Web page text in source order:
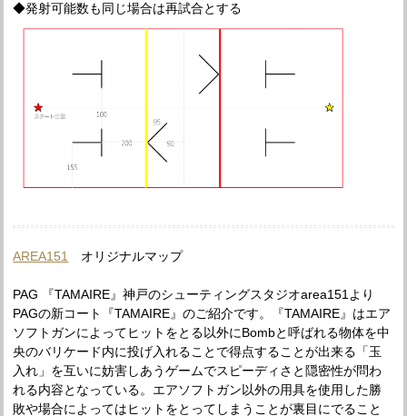
◆発射可能数も同じ場合は再試合とする
AREA151 オリジナルマップ
PAG 『TAMAIRE』神戸のシューティングスタジオarea151より
PAGの新コート『TAMAIRE』のご紹介です。『TAMAIRE』はエア
ソフトガンによってヒットをとる以外にBombと呼ばれる物体を中
央のバリケード内に投げ入れることで得点することが出来る「玉
入れ」を互いに妨害しあうゲームでスピーディさと隠密性が問わ
れる内容となっている。エアソフトガン以外の用具を使用した勝
敗や場合によってはヒットをとってしまうことが裏目にでること